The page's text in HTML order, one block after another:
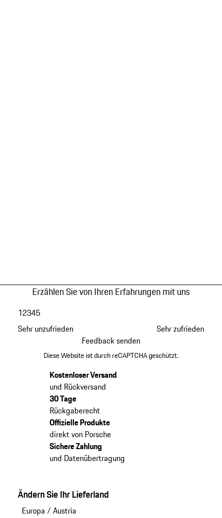
Erzählen Sie von Ihren Erfahrungen mit uns
Sehr unzufrieden
12345
Sehr zufrieden
Feedback senden
Diese Website ist durch reCAPTCHA geschützt.
Kostenloser Versand
und Rückversand
30 Tage
Rückgaberecht
Offizielle Produkte
direkt von Porsche
Sichere Zahlung
und Datenübertragung
Ändern Sie Ihr Lieferland
Europa / Austria